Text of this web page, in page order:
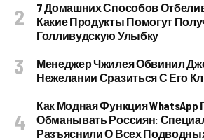
7 Домашних Способов
Какие Продукты Помогут
Голливудскую Улыбку
Менеджер Чжилея Обвинил
Нежелании Сразиться С Его
Как Модная Функция WhatsApp
Обманывать Россиян:
Разъяснили О Всех